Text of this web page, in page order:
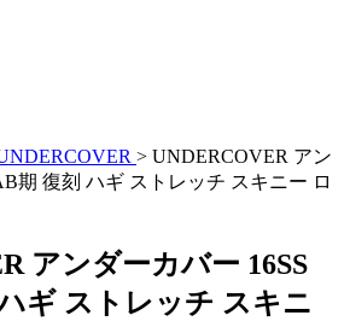
> UNDERCOVER アン
期 復刻 ハギ ストレッチ スキニー ロ
アンダーカバー 16SS
ギ ストレッチ スキニ